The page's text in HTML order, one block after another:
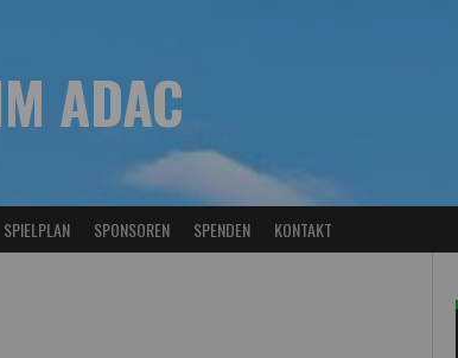
ADAC
SPIELPLAN SPONSOREN SPENDEN KONTAKT